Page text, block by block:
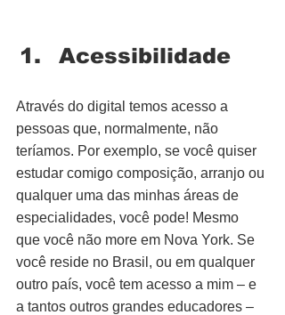
Acessibilidade
Através do digital temos acesso a
pessoas que, normalmente, não
teríamos. Por exemplo, se você quiser
estudar comigo composição, arranjo ou
qualquer uma das minhas áreas de
especialidades, você pode! Mesmo
que você não more em Nova York. Se
você reside no Brasil, ou em qualquer
outro país, você tem acesso a mim – e
a tantos outros grandes educadores –